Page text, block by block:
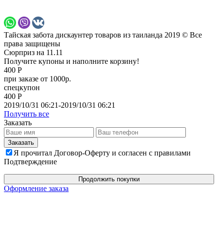
Тайская забота дискаунтер товаров из таиланда 2019 © Все
права защищены
Сюрприз на 11.11
Получите купоны и наполните корзину!
400 Р
при заказе от 1000р.
спецкупон
400 Р
2019/10/31 06:21-2019/10/31 06:21
Получить все
Заказать
Я прочитал Договор-Оферту и согласен с правилами
Подтверждение
Продолжить покупки
Оформление заказа